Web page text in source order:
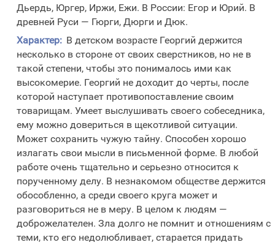
Дьердь, Юргер, Иржи, Ежи. В России: Егор и Юрий. В
древней Руси — Гюрги, Дюрги и Дюк.
Характер: В детском возрасте Георгий держится
несколько в стороне от своих сверстников, но не в
такой степени, чтобы это понималось ими как
высокомерие. Георгий не доходит до черты, после
которой наступает противопоставление своим
товарищам. Умеет выслушивать своего собеседника,
ему можно довериться в щекотливой ситуации.
Может сохранить чужую тайну. Способен хорошо
излагать свои мысли в письменной форме. В любой
работе очень тщательно и серьезно относится к
порученному делу. В незнакомом обществе держится
обособленно, а среди своего круга может и
разговориться не в меру. В целом к людям —
доброжелателен. Зла долго не помнит и отношениям с
теми, кто его недолюбливает, старается придать